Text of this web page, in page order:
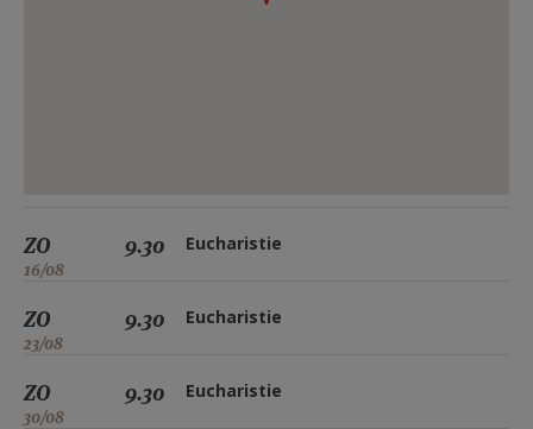
ZO
16/08
9.30 Eucharistie
ZO
23/08
9.30 Eucharistie
ZO
30/08
9.30 Eucharistie